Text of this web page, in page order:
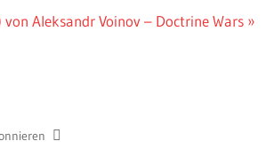
von Aleksandr Voinov – Doctrine Wars